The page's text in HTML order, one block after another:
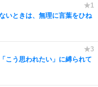
いときは、無理に言葉をひね
こう思われたい」に縛られて